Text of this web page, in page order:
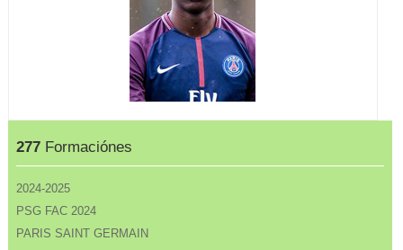
277 Formaciónes
2024-2025
PSG FAC 2024
PARIS SAINT GERMAIN